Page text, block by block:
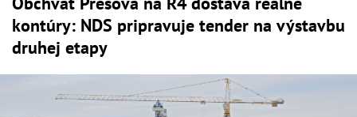
kontúry: NDS pripravuje tender na výstavbu
druhej etapy